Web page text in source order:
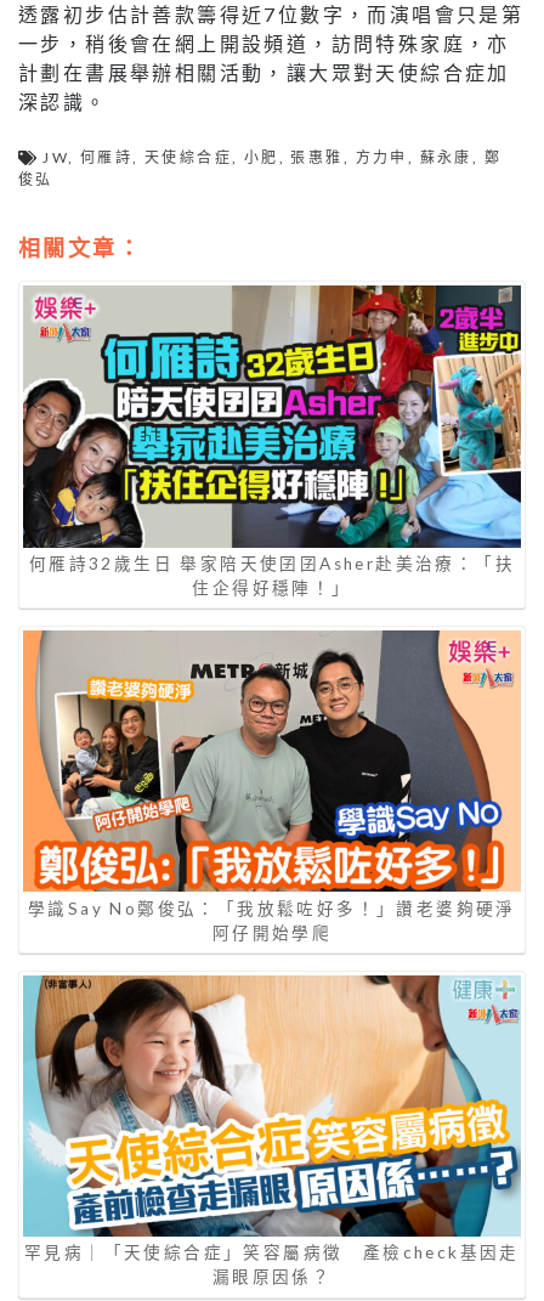
透露初步估計善款籌得近7位數字，而演唱會只是第
一步，稍後會在網上開設頻道，訪問特殊家庭，亦
計劃在書展舉辦相關活動，讓大眾對天使綜合症加
深認識。
JW ,何雁詩 ,天使綜合症 小肥 ,張惠雅 方力申 蘇永康
鄭
俊弘
相關文章：
何雁詩32歲生日 舉家陪天使囝囝Asher赴美治療：「扶
住企得好穩陣！」
學識Say No鄭俊弘：「我放鬆咗好多！」讚老婆夠硬淨
阿仔開始學爬
罕見病｜「天使綜合症」笑容屬病徵 產檢check基因走
漏眼原因係？